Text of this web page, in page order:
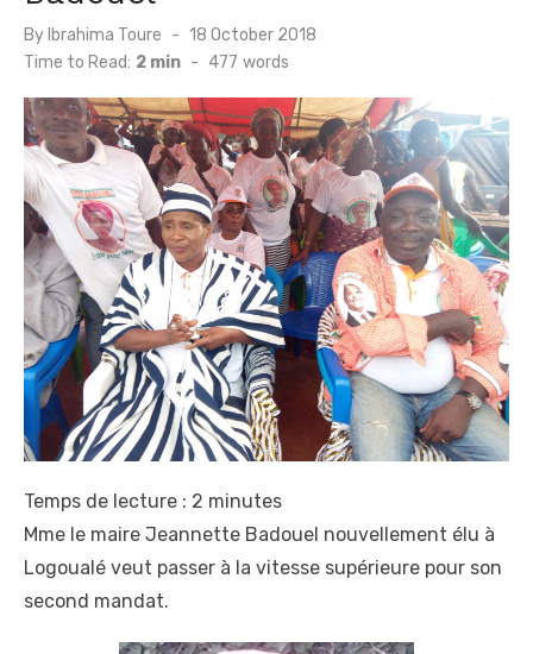
By Ibrahima Toure
Posted
18 October 2018
Time to Read: 2 min - 477 words
Temps de lecture : 2 minutes
Mme le maire Jeannette Badouel nouvellement élu à
Logoualé veut passer à la vitesse supérieure pour son
second mandat.